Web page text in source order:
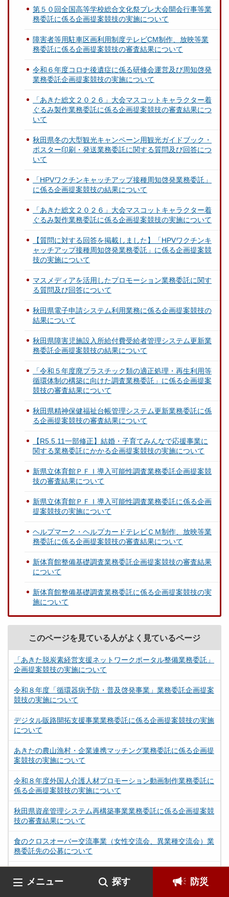
メニュー 探す 防災
第５０回全国高等学校総合文化祭プレ大会開会行事等業
務委託に係る企画提案競技の実施について
障害者等用駐車区画利用制度テレビCM制作、放映等業
務委託に係る企画提案競技の審査結果について
令和６年度コロナ後遺症に係る研修会運営及び周知啓発
業務委託企画提案競技の実施について
「あきた総文２０２６」大会マスコットキャラクター着
ぐるみ製作業務委託に係る企画提案競技の審査結果につ
いて
秋田県冬の大型観光キャンペーン用観光ガイドブック・
ポスター印刷・発送業務委託に関する質問及び回答につ
いて
「HPVワクチンキャッチアップ接種周知啓発業務委託」
に係る企画提案競技の結果について
「あきた総文２０２６」大会マスコットキャラクター着
ぐるみ製作業務委託に係る企画提案競技の実施について
【質問に対する回答を掲載しました】「HPVワクチンキ
ャッチアップ接種周知啓発業務委託」に係る企画提案競
技の実施について
マスメディアを活用したプロモーション業務委託に関す
る質問及び回答について
秋田県電子申請システム利用業務に係る企画提案競技の
結果について
秋田県障害児施設入所給付費受給者管理システム更新業
務委託企画提案競技の結果について
「令和５年度廃プラスチック類の適正処理・再生利用等
循環体制の構築に向けた調査業務委託」に係る企画提案
競技の審査結果について
秋田県精神保健福祉台帳管理システム更新業務委託に係
る企画提案競技の審査結果について
【R5.5.11一部修正】結婚・子育てみんなで応援事業に
関する業務委託にかかる企画提案競技の実施について
新県立体育館ＰＦＩ導入可能性調査業務委託企画提案競
技の審査結果について
新県立体育館ＰＦＩ導入可能性調査業務委託に係る企画
提案競技の実施について
ヘルプマーク・ヘルプカードテレビＣＭ制作、放映等業
務委託に係る企画提案競技の審査結果について
新体育館整備基礎調査業務委託企画提案競技の審査結果
について
新体育館整備基礎調査業務委託に係る企画提案競技の実
施について
このページを見ている人がよく見ているページ
「あきた脱炭素経営支援ネットワークポータル整備業務委託」
企画提案競技の実施について
令和８年度「循環器病予防・普及啓発事業」業務委託企画提案
競技の実施について
デジタル販路開拓支援事業業務委託に係る企画提案競技の実施
について
あきたの農山漁村・企業連携マッチング業務委託に係る企画提
案競技の実施について
令和８年度外国人介護人材プロモーション動画制作業務委託に
係る企画提案競技の実施について
秋田県資産管理システム再構築事業業務委託に係る企画提案競
技の審査結果について
食のクロスオーバー交流事業（女性交流会、異業種交流会）業
務委託先の公募について
ルプロモーション事業運営業務委託に係る企画提案競技の実施